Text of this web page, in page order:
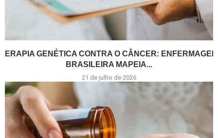
TERAPIA GENÉTICA CONTRA O CÂNCER: ENFERMAGEM
BRASILEIRA MAPEIA...
21 de julho de 2026